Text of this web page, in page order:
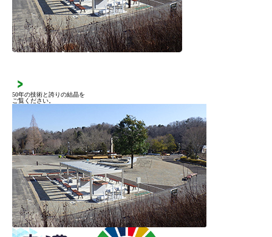
50年の技術と誇りの結晶を
ご覧ください。